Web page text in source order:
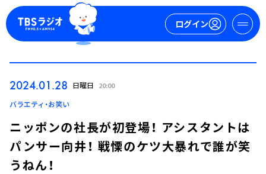
ログイン
ログイン
2024.01.28 日曜日 20:00
バラエティ・お笑い
ニッポンの社長が初登場！ アシスタントは
パンサー向井！ 戦慄のケツ大暴れで誰が笑
うねん！